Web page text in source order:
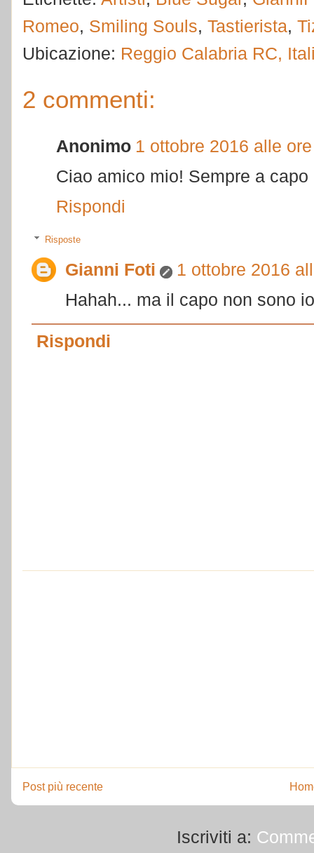
Romeo, Smiling Souls, Tastierista,
Ubicazione: Reggio Calabria RC,
2 commenti:
Anonimo 1 ottobre 2016 alle
Ciao amico mio! Sempre a
Rispondi
Risposte
Gianni Foti
1 ottobre 2016
Hahah... ma il capo non sono
Rispondi
Post più recente
Iscriviti a: